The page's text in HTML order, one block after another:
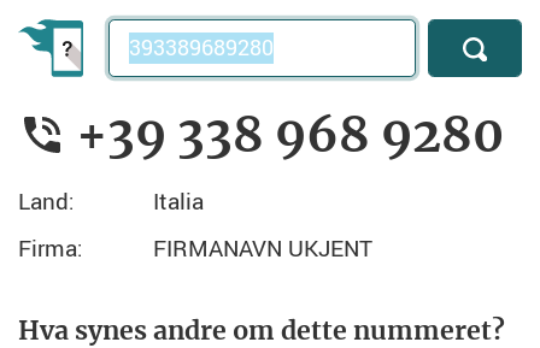
Telefonnummer
+39 338 968 9280
Land:
Italia
Firma:
FIRMANAVN UKJENT
Hva synes andre om dette nummeret?